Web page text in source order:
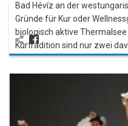
Bad Hévíz an der
Gründe für Kur oder
biologisch aktive
Kurtradition sind nur zwei